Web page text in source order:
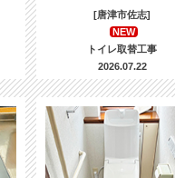
[唐津市佐志]
NEW
トイレ取替工事
2026.07.22